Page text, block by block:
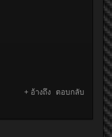
+ อ้างถึง ตอบกลับ